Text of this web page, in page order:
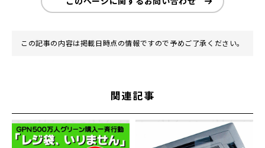
この記事の内容は掲載日時点の情報ですので予めご了承ください。
関連記事